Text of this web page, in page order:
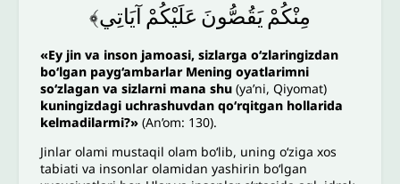
مِنْكُمْ يَقُصُّونَ عَلَيْكُمْ آيَاتِي﴾
«Ey jin va inson jamoasi, sizlarga o‘zlaringizdan
bo‘lgan payg‘ambarlar Mening oyatlarimni
so‘zlagan va sizlarni mana shu(ya’ni, Qiyomat)
kuningizdagi uchrashuvdan qo‘rqitgan hollarida
kelmadilarmi?»(An’om: 130).
Jinlar olami mustaqil olam bo‘lib, uning o‘ziga xos
tabiati va insonlar olamidan yashirin bo‘lgan